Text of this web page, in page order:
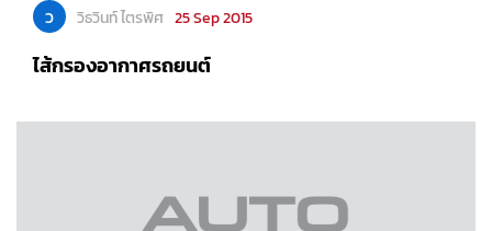
ว วิธวินท์ ไตรพิศ 25 Sep 2015
ไส้กรองอากาศรถยนต์